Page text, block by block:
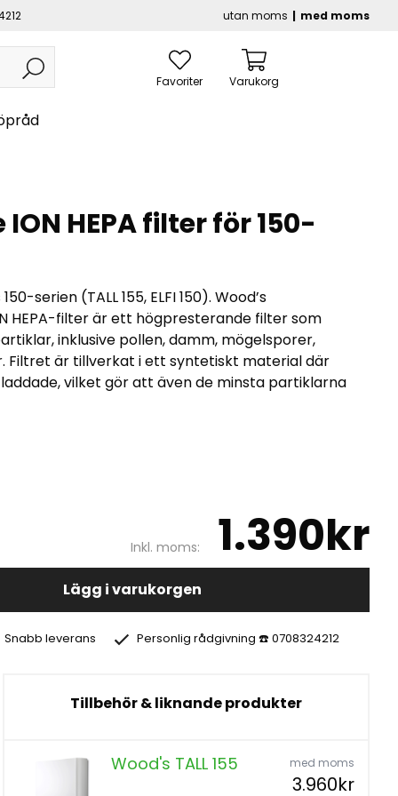
utan moms med moms
Favoriter Varukorg
HEPA filter för 150-
serien (TALL 155, ELFI 150). Wood’s
HEPA-filter är ett högpresterande filter som
inklusive pollen, damm, mögelsporer,
Filtret är tillverkat i ett syntetiskt material där
vilket gör att även de minsta partiklarna
Inkl. moms: 1.390kr
Lägg i varukorgen
Snabb leverans Personlig rådgivning ☎️ 0708324212
Tillbehör & liknande produkter
Wood's TALL 155 med moms
3.960kr